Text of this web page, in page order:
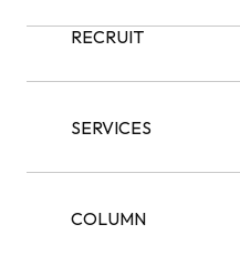
RECRUIT
SERVICES
COLUMN